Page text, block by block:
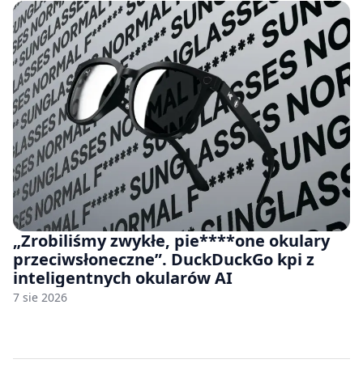
„Zrobiliśmy zwykłe, pie****one okulary
przeciwsłoneczne”. DuckDuckGo kpi z
inteligentnych okularów AI
7 sie 2026